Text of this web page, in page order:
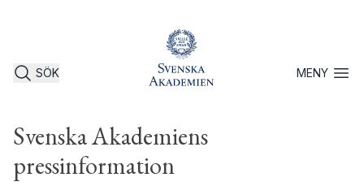
SÖK MENYÖppna
Svenska Akademiens
pressinformation